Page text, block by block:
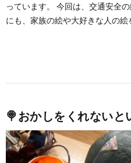
っています。 今回は、交通安全
にも、家族の絵や大好きな人の絵
🍭おかしをくれないと